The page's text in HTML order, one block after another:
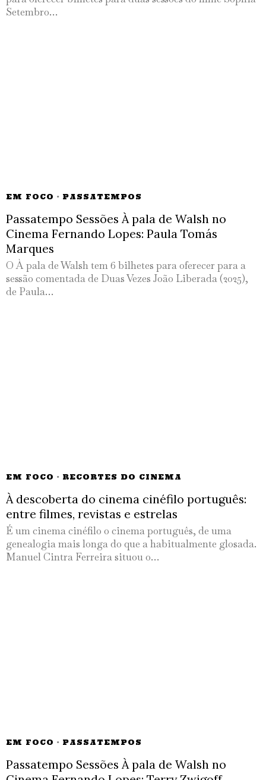
Setembro…
EM FOCO · PASSATEMPOS
Passatempo Sessões À pala de Walsh no
Cinema Fernando Lopes: Paula Tomás
Marques
O À pala de Walsh tem 6 bilhetes para oferecer para a
sessão comentada de Duas Vezes João Liberada (2025),
de Paula…
EM FOCO · RECORTES DO CINEMA
À descoberta do cinema cinéfilo português:
entre filmes, revistas e estrelas
É um cinema cinéfilo o cinema português, de uma
genealogia mais longa do que a habitualmente glosada.
Manuel Cintra Ferreira situou o…
EM FOCO · PASSATEMPOS
Passatempo Sessões À pala de Walsh no